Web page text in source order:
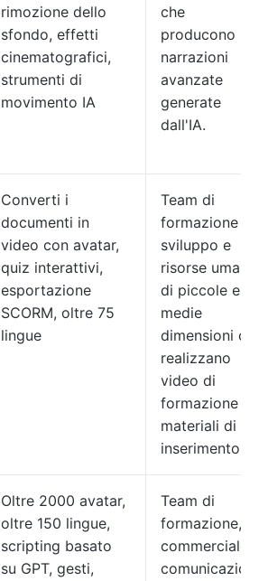
rimozione dello
sfondo, effetti
cinematografici,
strumenti di
movimento IA
che
producono
narrazioni
avanzate
generate
dall'IA.
Converti i
documenti in
video con avatar,
quiz interattivi,
esportazione
SCORM, oltre 75
lingue
Team di
formazione e
sviluppo e
risorse umane
di piccole e
medie
dimensioni
realizzano
video di
formazione e
materiali di
inserimento
Oltre 2000 avatar,
oltre 150 lingue,
scripting basato
su GPT, gesti,
Team di
formazione,
commerciale